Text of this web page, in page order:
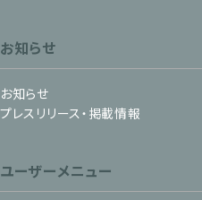
お知らせ
お知らせ
プレスリリース・掲載情報
ユーザーメニュー